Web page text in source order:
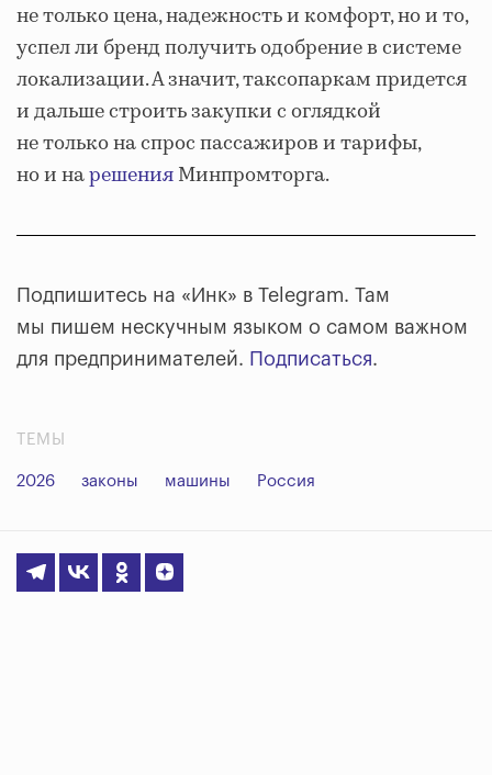
не только цена, надежность и комфорт, но и то,
успел ли бренд получить одобрение в системе
локализации. А значит, таксопаркам придется
и дальше строить закупки с оглядкой
не только на спрос пассажиров и тарифы,
но и нарешенияМинпромторга.
Подпишитесь на «Инк» в Telegram. Там
мы пишем нескучным языком о самом важном
для предпринимателей. Подписаться.
ТЕМЫ
2026 законы машины Россия